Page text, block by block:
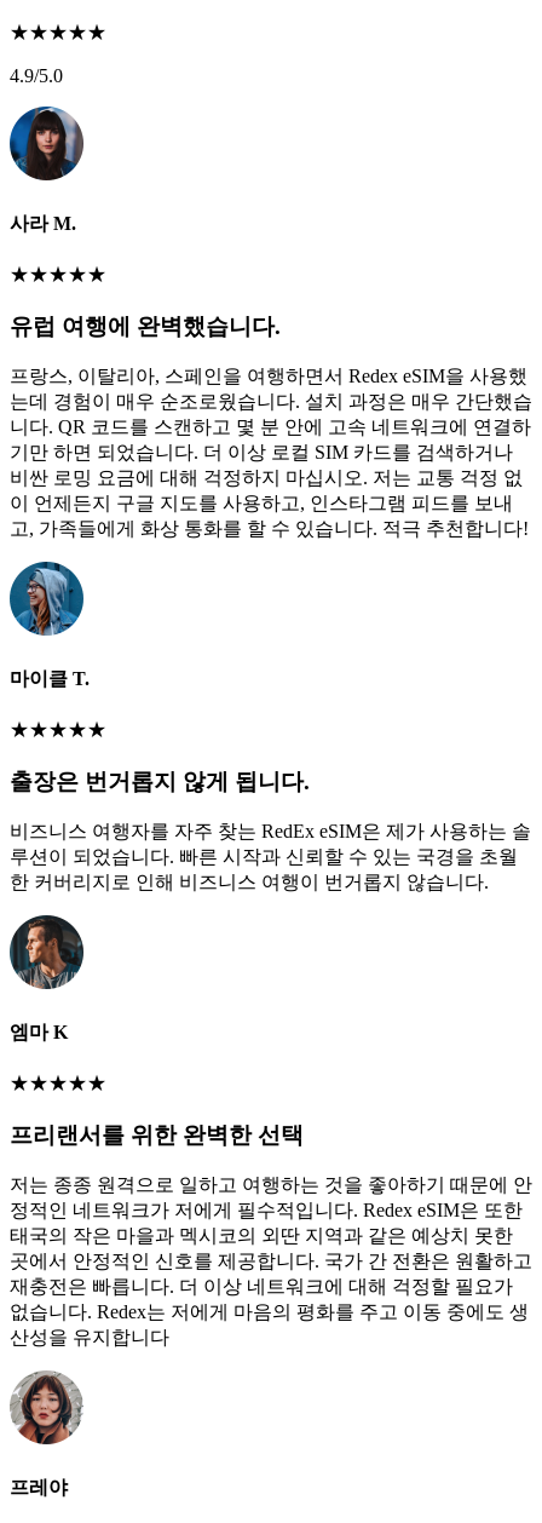
★★★★★
4.9/5.0
사라 M.
★★★★★
유럽 여행에 완벽했습니다.
프랑스, 이탈리아, 스페인을 여행하면서 Redex eSIM을 사용했
는데 경험이 매우 순조로웠습니다. 설치 과정은 매우 간단했습
니다. QR 코드를 스캔하고 몇 분 안에 고속 네트워크에 연결하
기만 하면 되었습니다. 더 이상 로컬 SIM 카드를 검색하거나
비싼 로밍 요금에 대해 걱정하지 마십시오. 저는 교통 걱정 없
이 언제든지 구글 지도를 사용하고, 인스타그램 피드를 보내
고, 가족들에게 화상 통화를 할 수 있습니다. 적극 추천합니다!
마이클 T.
★★★★★
출장은 번거롭지 않게 됩니다.
비즈니스 여행자를 자주 찾는 RedEx eSIM은 제가 사용하는 솔
루션이 되었습니다. 빠른 시작과 신뢰할 수 있는 국경을 초월
한 커버리지로 인해 비즈니스 여행이 번거롭지 않습니다.
엠마 K
★★★★★
프리랜서를 위한 완벽한 선택
저는 종종 원격으로 일하고 여행하는 것을 좋아하기 때문에 안
정적인 네트워크가 저에게 필수적입니다. Redex eSIM은 또한
태국의 작은 마을과 멕시코의 외딴 지역과 같은 예상치 못한
곳에서 안정적인 신호를 제공합니다. 국가 간 전환은 원활하고
재충전은 빠릅니다. 더 이상 네트워크에 대해 걱정할 필요가
없습니다. Redex는 저에게 마음의 평화를 주고 이동 중에도 생
산성을 유지합니다
프레야